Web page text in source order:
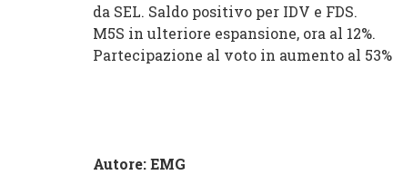
da SEL. Saldo positivo per IDV e FDS.
M5S in ulteriore espansione, ora al 12%.
Partecipazione al voto in aumento al 53%
Autore: EMG